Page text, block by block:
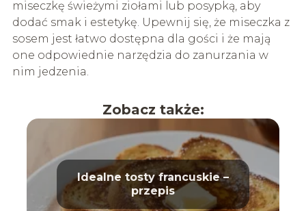
miseczkę świeżymi ziołami lub posypką, aby
dodać smak i estetykę. Upewnij się, że miseczka z
sosem jest łatwo dostępna dla gości i że mają
one odpowiednie narzędzia do zanurzania w
nim jedzenia.
Zobacz także:
Idealne tosty francuskie –
przepis